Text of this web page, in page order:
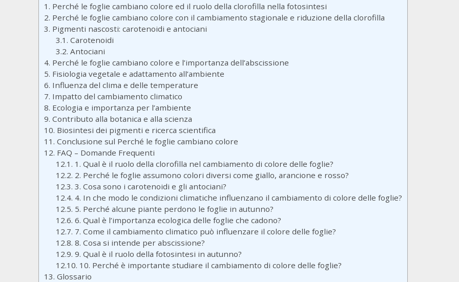
1. Perché le foglie cambiano colore ed il ruolo della clorofilla nella fotosintesi
2. Perché le foglie cambiano colore con il cambiamento stagionale e riduzione della clorofilla
3. Pigmenti nascosti: carotenoidi e antociani
3.1. Carotenoidi
3.2. Antociani
4. Perché le foglie cambiano colore e l’importanza dell’abscissione
5. Fisiologia vegetale e adattamento all’ambiente
6. Influenza del clima e delle temperature
7. Impatto del cambiamento climatico
8. Ecologia e importanza per l’ambiente
9. Contributo alla botanica e alla scienza
10. Biosintesi dei pigmenti e ricerca scientifica
11. Conclusione sul Perché le foglie cambiano colore
12. FAQ – Domande Frequenti
12.1. 1. Qual è il ruolo della clorofilla nel cambiamento di colore delle foglie?
12.2. 2. Perché le foglie assumono colori diversi come giallo, arancione e rosso?
12.3. 3. Cosa sono i carotenoidi e gli antociani?
12.4. 4. In che modo le condizioni climatiche influenzano il cambiamento di colore delle foglie?
12.5. 5. Perché alcune piante perdono le foglie in autunno?
12.6. 6. Qual è l’importanza ecologica delle foglie che cadono?
12.7. 7. Come il cambiamento climatico può influenzare il colore delle foglie?
12.8. 8. Cosa si intende per abscissione?
12.9. 9. Qual è il ruolo della fotosintesi in autunno?
12.10. 10. Perché è importante studiare il cambiamento di colore delle foglie?
13. Glossario